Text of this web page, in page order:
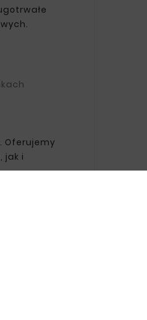
Oferujemy
jak i